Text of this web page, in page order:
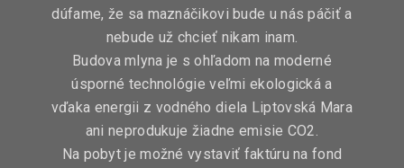
dúfame, že sa maznáčikovi bude u nás páčiť a
nebude už chcieť nikam inam.
Budova mlyna je s ohľadom na moderné
úsporné technológie veľmi ekologická a
vďaka energii z vodného diela Liptovská Mara
ani neprodukuje žiadne emisie CO2.
Na pobyt je možné vystaviť faktúru na fond